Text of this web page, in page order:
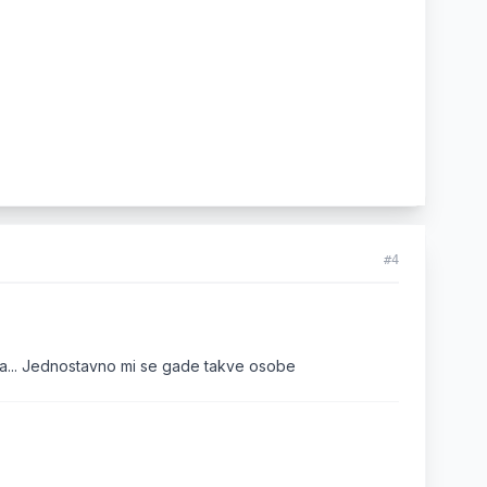
#4
Jednostavno mi se gade takve osobe